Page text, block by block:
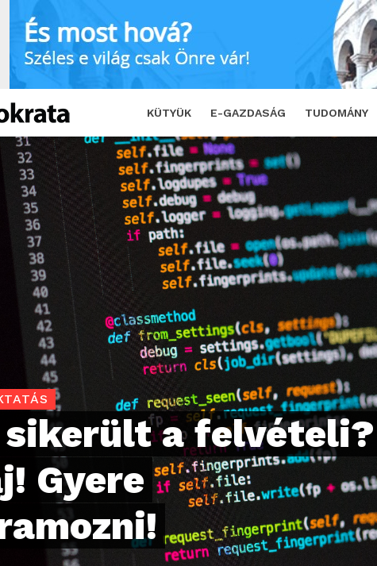
KÜTYÜK E-GAZDASÁG TUDOMÁNY
Sebaj! Gyere programozni! SHARE
sikerült a felvételi?
Gyere